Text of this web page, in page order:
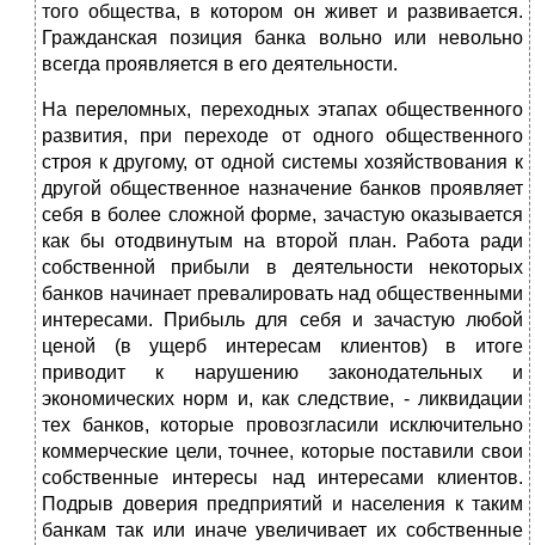
того общества, в котором он живет и развивается.
Гражданская позиция банка вольно или невольно
всегда проявляется в его деятельности.
На переломных, переходных этапах общественного
развития, при переходе от одного общественного
строя к другому, от одной системы хозяйствования к
другой общественное назначение банков проявляет
себя в более сложной форме, зачастую оказывается
как бы отодвинутым на второй план. Работа ради
собственной прибыли в деятельности некоторых
банков начинает превалировать над общественными
интересами. Прибыль для себя и зачастую любой
ценой (в ущерб интересам клиентов) в итоге
приводит к нарушению законодательных и
экономических норм и, как следствие, - ликвидации
тех банков, которые провозгласили исключительно
коммерческие цели, точнее, которые поставили свои
собственные интересы над интересами клиентов.
Подрыв доверия предприятий и населения к таким
банкам так или иначе увеличивает их собственные